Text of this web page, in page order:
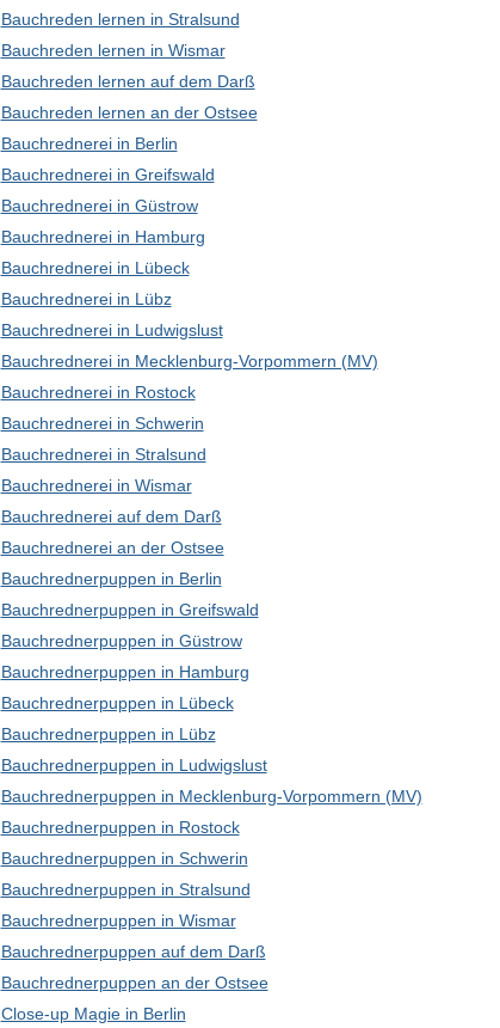
Bauchreden lernen in Stralsund
Bauchreden lernen in Wismar
Bauchreden lernen auf dem Darß
Bauchreden lernen an der Ostsee
Bauchrednerei in Berlin
Bauchrednerei in Greifswald
Bauchrednerei in Güstrow
Bauchrednerei in Hamburg
Bauchrednerei in Lübeck
Bauchrednerei in Lübz
Bauchrednerei in Ludwigslust
Bauchrednerei in Mecklenburg-Vorpommern (MV)
Bauchrednerei in Rostock
Bauchrednerei in Schwerin
Bauchrednerei in Stralsund
Bauchrednerei in Wismar
Bauchrednerei auf dem Darß
Bauchrednerei an der Ostsee
Bauchrednerpuppen in Berlin
Bauchrednerpuppen in Greifswald
Bauchrednerpuppen in Güstrow
Bauchrednerpuppen in Hamburg
Bauchrednerpuppen in Lübeck
Bauchrednerpuppen in Lübz
Bauchrednerpuppen in Ludwigslust
Bauchrednerpuppen in Mecklenburg-Vorpommern (MV)
Bauchrednerpuppen in Rostock
Bauchrednerpuppen in Schwerin
Bauchrednerpuppen in Stralsund
Bauchrednerpuppen in Wismar
Bauchrednerpuppen auf dem Darß
Bauchrednerpuppen an der Ostsee
Close-up Magie in Berlin